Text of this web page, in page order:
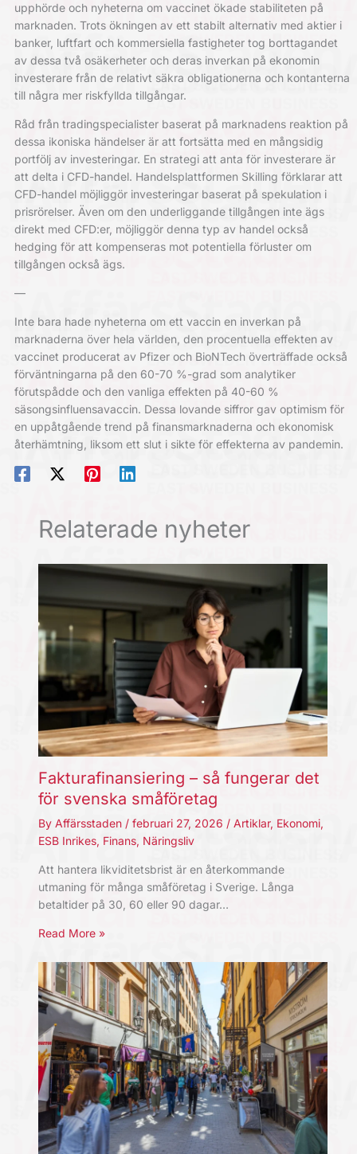
upphörde och nyheterna om vaccinet ökade stabiliteten på
marknaden. Trots ökningen av ett stabilt alternativ med aktier i
banker, luftfart och kommersiella fastigheter tog borttagandet
av dessa två osäkerheter och deras inverkan på ekonomin
investerare från de relativt säkra obligationerna och kontanterna
till några mer riskfyllda tillgångar.
Råd från tradingspecialister baserat på marknadens reaktion på
dessa ikoniska händelser är att fortsätta med en mångsidig
portfölj av investeringar. En strategi att anta för investerare är
att delta i CFD-handel. Handelsplattformen Skilling förklarar att
CFD-handel möjliggör investeringar baserat på spekulation i
prisrörelser. Även om den underliggande tillgången inte ägs
direkt med CFD:er, möjliggör denna typ av handel också
hedging för att kompenseras mot potentiella förluster om
tillgången också ägs.
—
Inte bara hade nyheterna om ett vaccin en inverkan på
marknaderna över hela världen, den procentuella effekten av
vaccinet producerat av Pfizer och BioNTech överträffade också
förväntningarna på den 60-70 %-grad som analytiker
förutspådde och den vanliga effekten på 40-60 %
säsongsinfluensavaccin. Dessa lovande siffror gav optimism för
en uppåtgående trend på finansmarknaderna och ekonomisk
återhämtning, liksom ett slut i sikte för effekterna av pandemin.
Relaterade nyheter
Fakturafinansiering – så fungerar det
för svenska småföretag
By Affärsstaden / februari 27, 2026 / Artiklar, Ekonomi,
ESB Inrikes, Finans, Näringsliv
Att hantera likviditetsbrist är en återkommande
utmaning för många småföretag i Sverige. Långa
betaltider på 30, 60 eller 90 dagar…
Read More »